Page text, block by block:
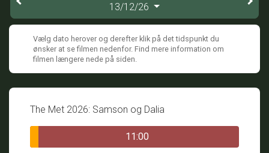
13/12/26
Vælg dato herover og derefter klik på det tidspunkt du
ønsker at se filmen nedenfor. Find mere information om
filmen længere nede på siden.
The Met 2026: Samson og Dalia
11:00